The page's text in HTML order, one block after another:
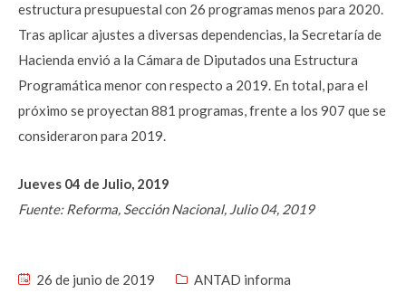
estructura presupuestal con 26 programas menos para 2020.
Tras aplicar ajustes a diversas dependencias, la Secretaría de
Hacienda envió a la Cámara de Diputados una Estructura
Programática menor con respecto a 2019. En total, para el
próximo se proyectan 881 programas, frente a los 907 que se
consideraron para 2019.
Jueves 04 de Julio, 2019
Fuente: Reforma, Sección Nacional, Julio 04, 2019
26 de junio de 2019 ANTAD informa